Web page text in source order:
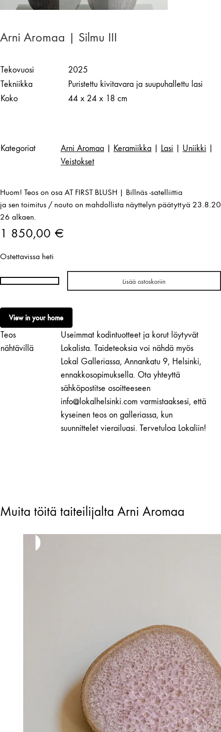
Arni Aromaa | Silmu III
Tekovuosi
2025
Tekniikka
Puristettu kivitavara ja suupuhallettu lasi
Koko
44 x 24 x 18 cm
Kategoriat Arni Aromaa Keramiikka Lasi Uniikki
Veistokset
Huom! Teos on osa AT FIRST BLUSH | Billnäs -satelliittia
ja sen toimitus / nouto on mahdollista näyttelyn päätyttyä 23.8.20
26 alkaen.
1 850,00 €
Ostettavissa heti
Arni
|
Silmu
III
määrä
Lisää ostoskoriin
View in your home
Teos
nähtävillä
Useimmat kodintuotteet ja korut löytyvät
Lokalista. Taideteoksia voi nähdä myös
Lokal Galleriassa, Annankatu 9, Helsinki,
ennakkosopimuksella. Ota yhteyttä
sähköpostitse osoitteeseen
info@lokalhelsinki.com varmistaaksesi, että
kyseinen teos on galleriassa, kun
suunnittelet vierailuasi. Tervetuloa Lokaliin!
Muita töitä taiteilijalta Arni Aromaa